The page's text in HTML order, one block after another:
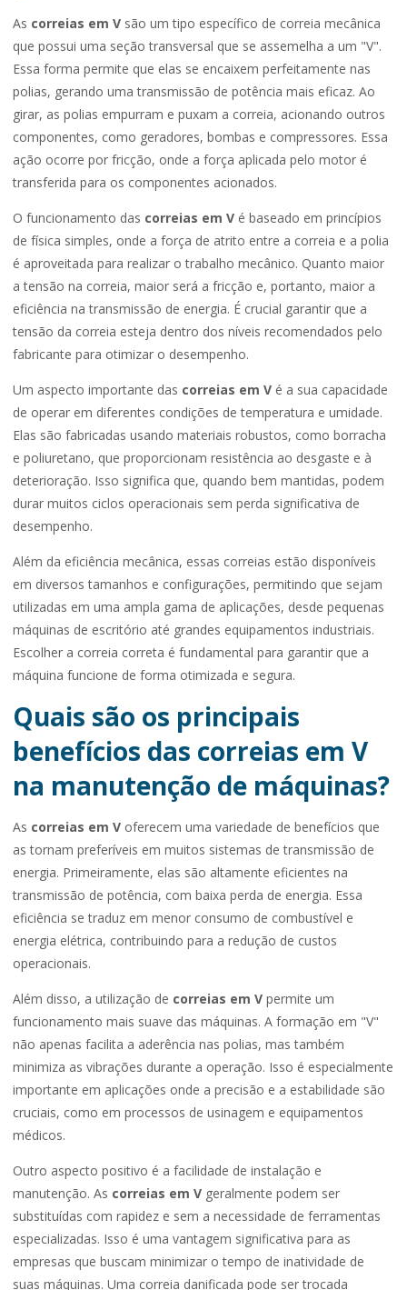
As correias em V são um tipo específico de correia mecânica
que possui uma seção transversal que se assemelha a um "V".
Essa forma permite que elas se encaixem perfeitamente nas
polias, gerando uma transmissão de potência mais eficaz. Ao
girar, as polias empurram e puxam a correia, acionando outros
componentes, como geradores, bombas e compressores. Essa
ação ocorre por fricção, onde a força aplicada pelo motor é
transferida para os componentes acionados.
O funcionamento das correias em V é baseado em princípios
de física simples, onde a força de atrito entre a correia e a polia
é aproveitada para realizar o trabalho mecânico. Quanto maior
a tensão na correia, maior será a fricção e, portanto, maior a
eficiência na transmissão de energia. É crucial garantir que a
tensão da correia esteja dentro dos níveis recomendados pelo
fabricante para otimizar o desempenho.
Um aspecto importante das correias em V é a sua capacidade
de operar em diferentes condições de temperatura e umidade.
Elas são fabricadas usando materiais robustos, como borracha
e poliuretano, que proporcionam resistência ao desgaste e à
deterioração. Isso significa que, quando bem mantidas, podem
durar muitos ciclos operacionais sem perda significativa de
desempenho.
Além da eficiência mecânica, essas correias estão disponíveis
em diversos tamanhos e configurações, permitindo que sejam
utilizadas em uma ampla gama de aplicações, desde pequenas
máquinas de escritório até grandes equipamentos industriais.
Escolher a correia correta é fundamental para garantir que a
máquina funcione de forma otimizada e segura.
Quais são os principais
benefícios das correias em V
na manutenção de máquinas?
As correias em V oferecem uma variedade de benefícios que
as tornam preferíveis em muitos sistemas de transmissão de
energia. Primeiramente, elas são altamente eficientes na
transmissão de potência, com baixa perda de energia. Essa
eficiência se traduz em menor consumo de combustível e
energia elétrica, contribuindo para a redução de custos
operacionais.
Além disso, a utilização de correias em V permite um
funcionamento mais suave das máquinas. A formação em "V"
não apenas facilita a aderência nas polias, mas também
minimiza as vibrações durante a operação. Isso é especialmente
importante em aplicações onde a precisão e a estabilidade são
cruciais, como em processos de usinagem e equipamentos
médicos.
Outro aspecto positivo é a facilidade de instalação e
manutenção. As correias em V geralmente podem ser
substituídas com rapidez e sem a necessidade de ferramentas
especializadas. Isso é uma vantagem significativa para as
empresas que buscam minimizar o tempo de inatividade de
suas máquinas. Uma correia danificada pode ser trocada